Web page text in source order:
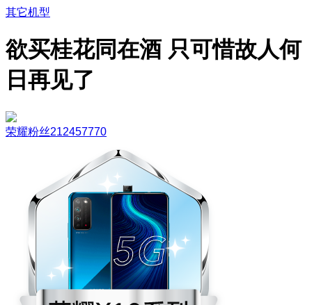
其它机型
欲买桂花同在酒 只可惜故人何
日再见了
荣耀粉丝212457770